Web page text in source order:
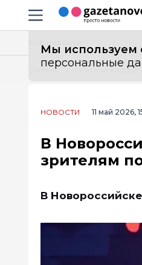
Навигация сайта
Мы используем
персональные
Главная Лента новостей
НОВОСТИ 11 май 2026,
В
зрителям
В